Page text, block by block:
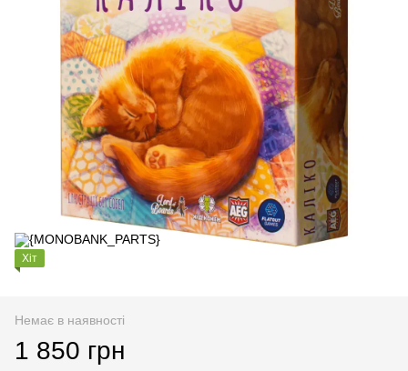
Хіт
Немає в наявності
1 850 грн